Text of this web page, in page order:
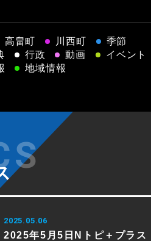
高畠町 川西町
季節
行政 動画
イベント
地域情報
2025.05.06
2025年5月5日Nトピ＋プラス